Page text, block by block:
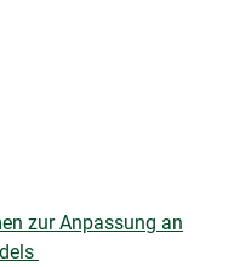
zur Anpassung an